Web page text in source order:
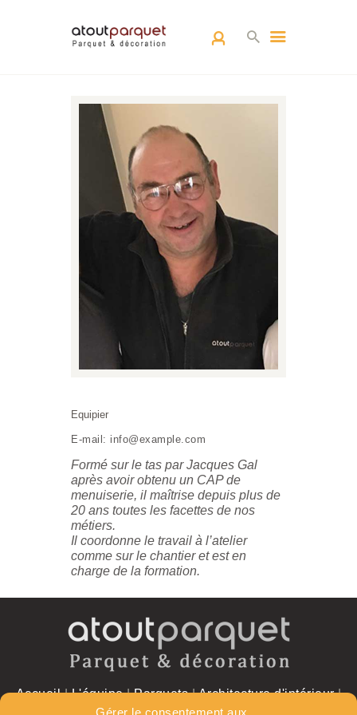
Gérer le consentement aux
ACCUEIL
L’EQUIPE
PARQUETS
ARCHITECTURE
D’INTÉRIEUR
RÉALISATIONS
CONTACT
Equipier
E-mail: info@example.com
Formé sur le tas par Jacques Gal
après avoir obtenu un CAP de
menuiserie, il maîtrise depuis plus de
20 ans toutes les facettes de nos
métiers.
Il coordonne le travail à l’atelier
comme sur le chantier et est en
charge de la formation.
Accueil|L'équipe|Parquets|Architecture d'intérieur|
Réalisations|Contact